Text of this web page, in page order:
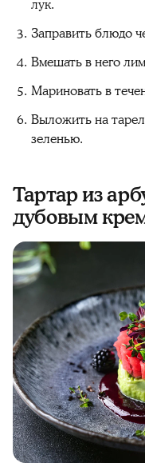
лук.
Заправить блюдо
Вмешать в него
Мариновать в
Выложить на
зеленью.
Тартар из
дубовым